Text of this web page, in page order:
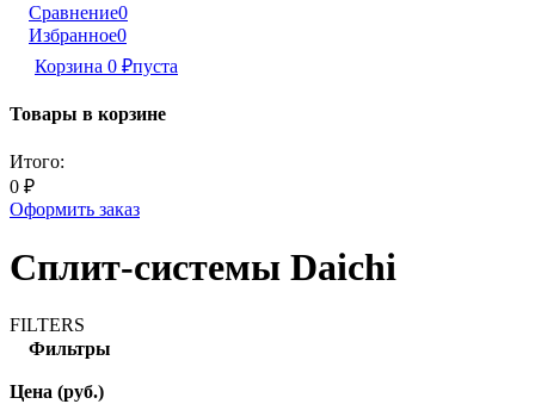
Сравнение0
Избранное0
Корзина 0 ₽пуста
Товары в корзине
Итого:
0 ₽
Оформить заказ
Сплит-системы Daichi
FILTERS
Фильтры
Цена (руб.)